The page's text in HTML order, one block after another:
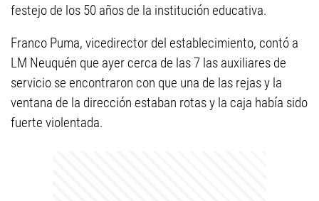
festejo de los 50 años de la institución educativa.
Franco Puma, vicedirector del establecimiento, contó a
LM Neuquén que ayer cerca de las 7 las auxiliares de
servicio se encontraron con que una de las rejas y la
ventana de la dirección estaban rotas y la caja había sido
fuerte violentada.